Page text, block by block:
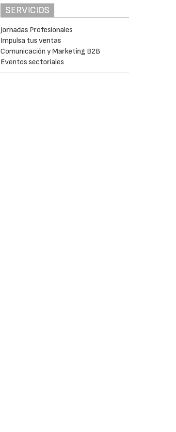
SERVICIOS
Jornadas Profesionales
Impulsa tus ventas
Comunicación y Marketing B2B
Eventos sectoriales